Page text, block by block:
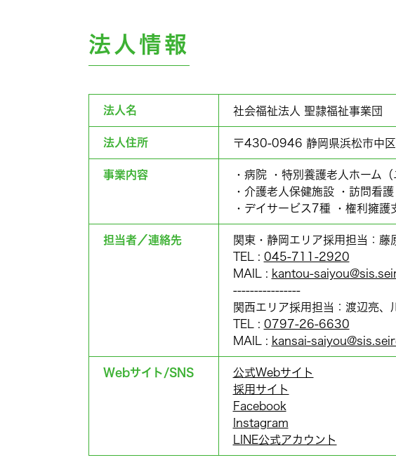
法人情報
法人名 社会福祉法人 聖隷福祉事業団
法人住所 〒430-0946 静岡県浜松市中
事業内容
・病院 ・特別養護老人ホーム
・介護老人保健施設 ・訪問看
・デイサービス7種 ・権利擁護
担当者／連絡先
関東・静岡エリア採用担当：藤
TEL : 045-711-2920
MAIL : kantou-
----------------
関西エリア採用担当：渡辺亮、
TEL : 0797-26-6630
MAIL : kansai-
Webサイト/SNS
公式Webサイト
採用サイト
Facebook
Instagram
LINE公式アカウント